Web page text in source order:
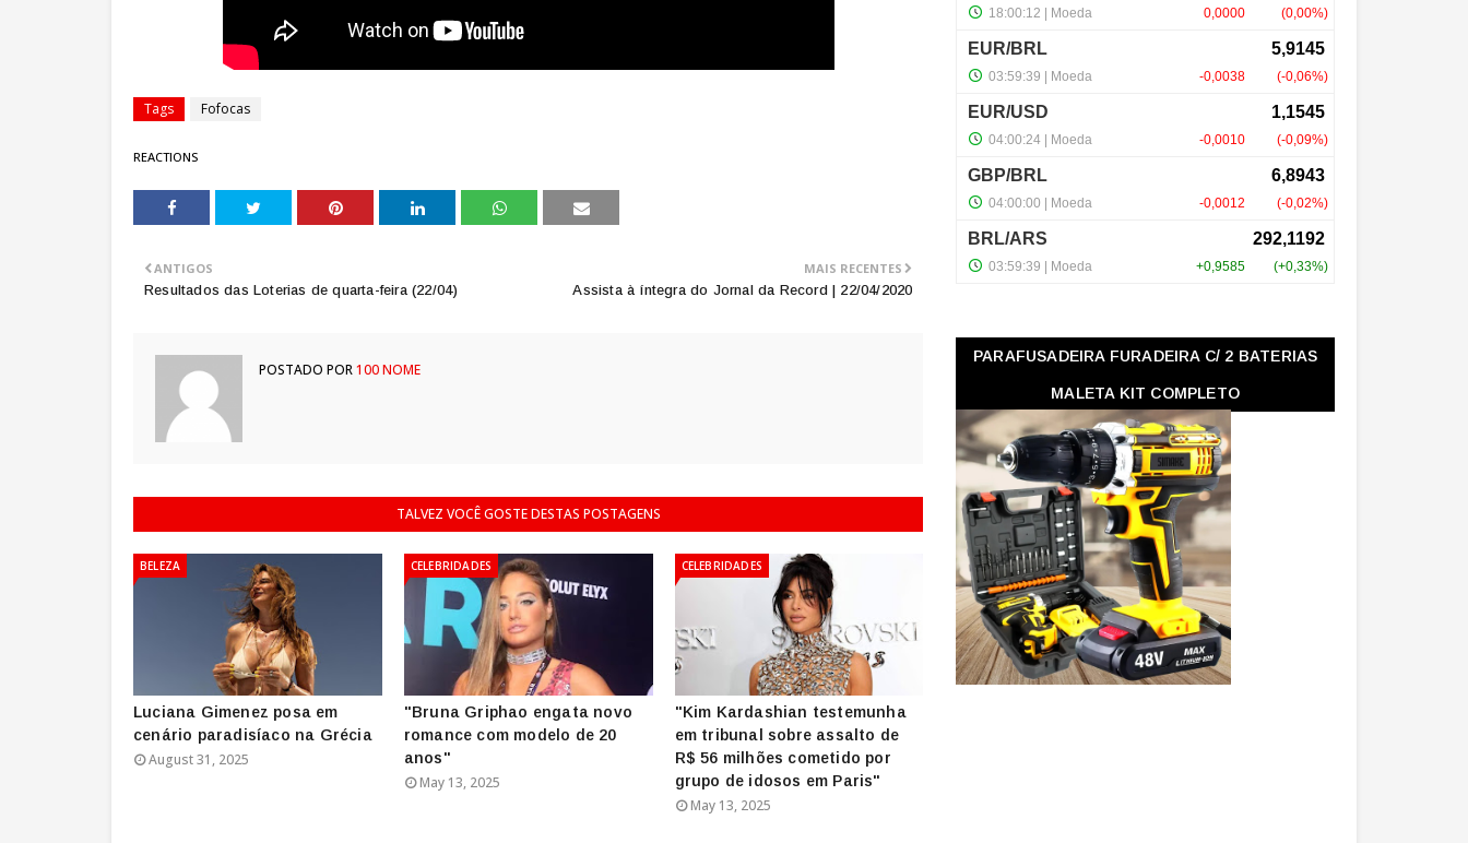
Tags Fofocas
REACTIONS
MAIS RECENTES
Assista à íntegra do Jornal da Record | 22/04/2020
ANTIGOS
Resultados das Loterias de quarta-feira (22/04)
POSTADO POR100 NOME
TALVEZ VOCÊ GOSTE DESTAS POSTAGENS
BELEZA
Luciana Gimenez posa em
cenário paradisíaco na Grécia
August 31, 2025
CELEBRIDADES
"Bruna Griphao engata novo
romance com modelo de 20
anos"
May 13, 2025
CELEBRIDADES
"Kim Kardashian testemunha
em tribunal sobre assalto de
R$ 56 milhões cometido por
grupo de idosos em Paris"
May 13, 2025
PARAFUSADEIRA FURADEIRA C/ 2 BATERIAS
MALETA KIT COMPLETO